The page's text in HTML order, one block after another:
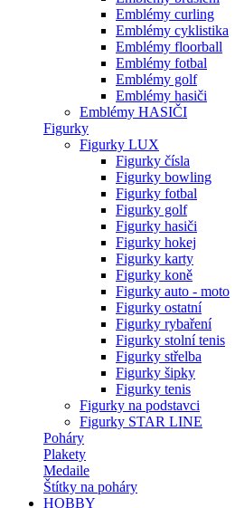
Emblémy curling
Emblémy cyklistika
Emblémy floorball
Emblémy fotbal
Emblémy golf
Emblémy hasiči
Emblémy HASIČI
Figurky
Figurky LUX
Figurky čísla
Figurky bowling
Figurky fotbal
Figurky golf
Figurky hasiči
Figurky hokej
Figurky karty
Figurky koně
Figurky auto - moto
Figurky ostatní
Figurky rybaření
Figurky stolní tenis
Figurky střelba
Figurky šipky
Figurky tenis
Figurky na podstavci
Figurky STAR LINE
Poháry
Plakety
Medaile
Štítky na poháry
HOBBY